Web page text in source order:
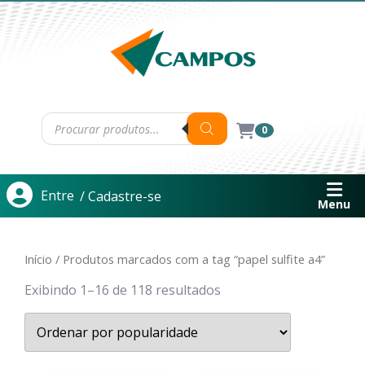
0
Entre / Cadastre-se Menu
Início / Produtos marcados com a tag “papel sulfite a4”
Exibindo 1–16 de 118 resultados